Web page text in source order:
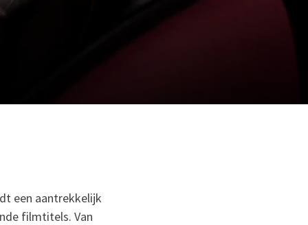
een aantrekkelijk
filmtitels. Van